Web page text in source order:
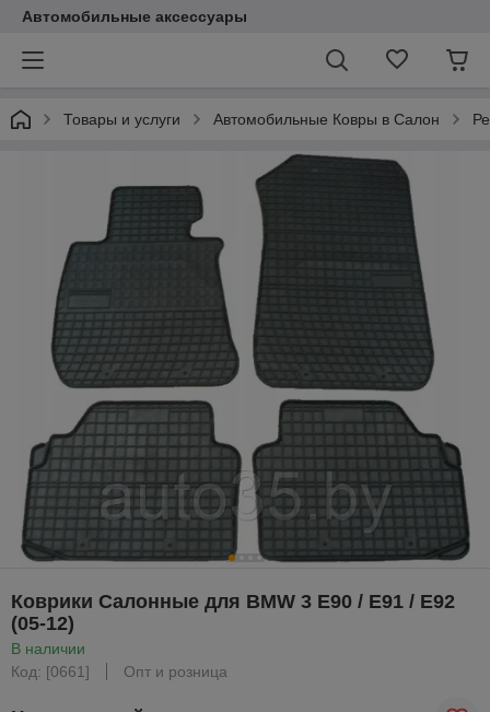
Автомобильные аксессуары
Товары и услуги Автомобильные Ковры в Салон
Коврики Салонные для BMW 3 E90 / E91 / E92
(05-12)
В наличии
Код: [0661]
Опт и розница